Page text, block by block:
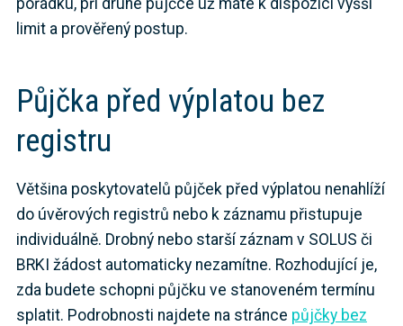
pořádku, při druhé půjčce už máte k dispozici vyšší
limit a prověřený postup.
Půjčka před výplatou bez
registru
Většina poskytovatelů půjček před výplatou nenahlíží
do úvěrových registrů nebo k záznamu přistupuje
individuálně. Drobný nebo starší záznam v SOLUS či
BRKI žádost automaticky nezamítne. Rozhodující je,
zda budete schopni půjčku ve stanoveném termínu
splatit. Podrobnosti najdete na stránce půjčky bez